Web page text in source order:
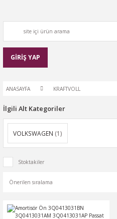
GİRİŞ YAP
ANASAYFA KRAFTVOLL
İlgili Alt Kategoriler
VOLKSWAGEN (1)
Stoktakiler